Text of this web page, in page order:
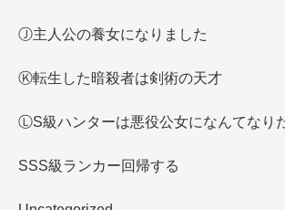
Ⓙ主人公の養女になりました
Ⓚ転生した暗殺者は剣術の天才
ⓁS級ハンターは悪役公女になんてなり
SSS級ランカー回帰する